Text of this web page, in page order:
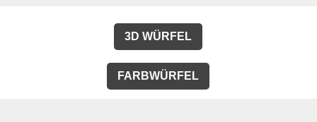
3D WÜRFEL
FARBWÜRFEL